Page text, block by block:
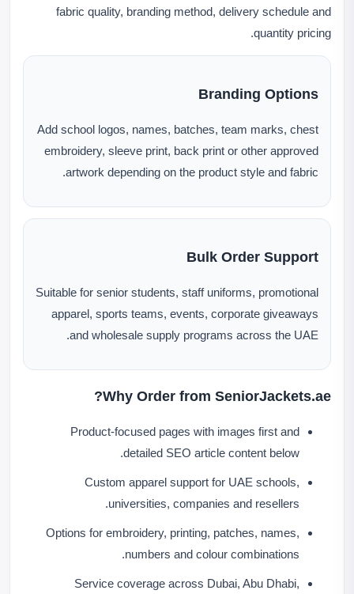
fabric quality, branding method, delivery schedule and
quantity pricing.
Branding Options
Add school logos, names, batches, team marks, chest
embroidery, sleeve print, back print or other approved
artwork depending on the product style and fabric.
Bulk Order Support
Suitable for senior students, staff uniforms, promotional
apparel, sports teams, events, corporate giveaways
and wholesale supply programs across the UAE.
Why Order from SeniorJackets.ae?
Product-focused pages with images first and
detailed SEO article content below.
Custom apparel support for UAE schools,
universities, companies and resellers.
Options for embroidery, printing, patches, names,
numbers and colour combinations.
Service coverage across Dubai, Abu Dhabi,